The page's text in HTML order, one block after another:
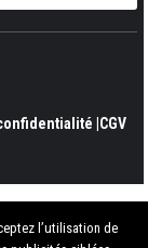
|CGV
l’utilisation de